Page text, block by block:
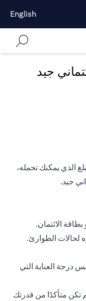
English
جيد
الذي يمكنك تحمله،
جيد.
بطاقة الائتمان.
لحالات الطوارئ.
درجة العناية التي
متأكدًا من قدرتك